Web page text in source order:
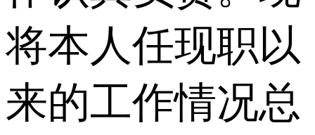
将本人任现职以
来的工作情况总